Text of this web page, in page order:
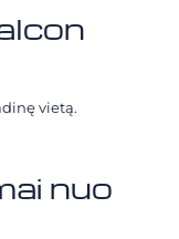
vietą.
nuo